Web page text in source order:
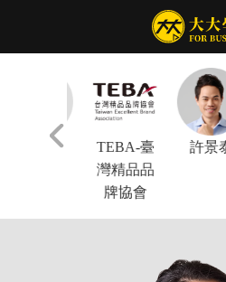
TEBA-臺
灣精品品
牌協會
許景泰